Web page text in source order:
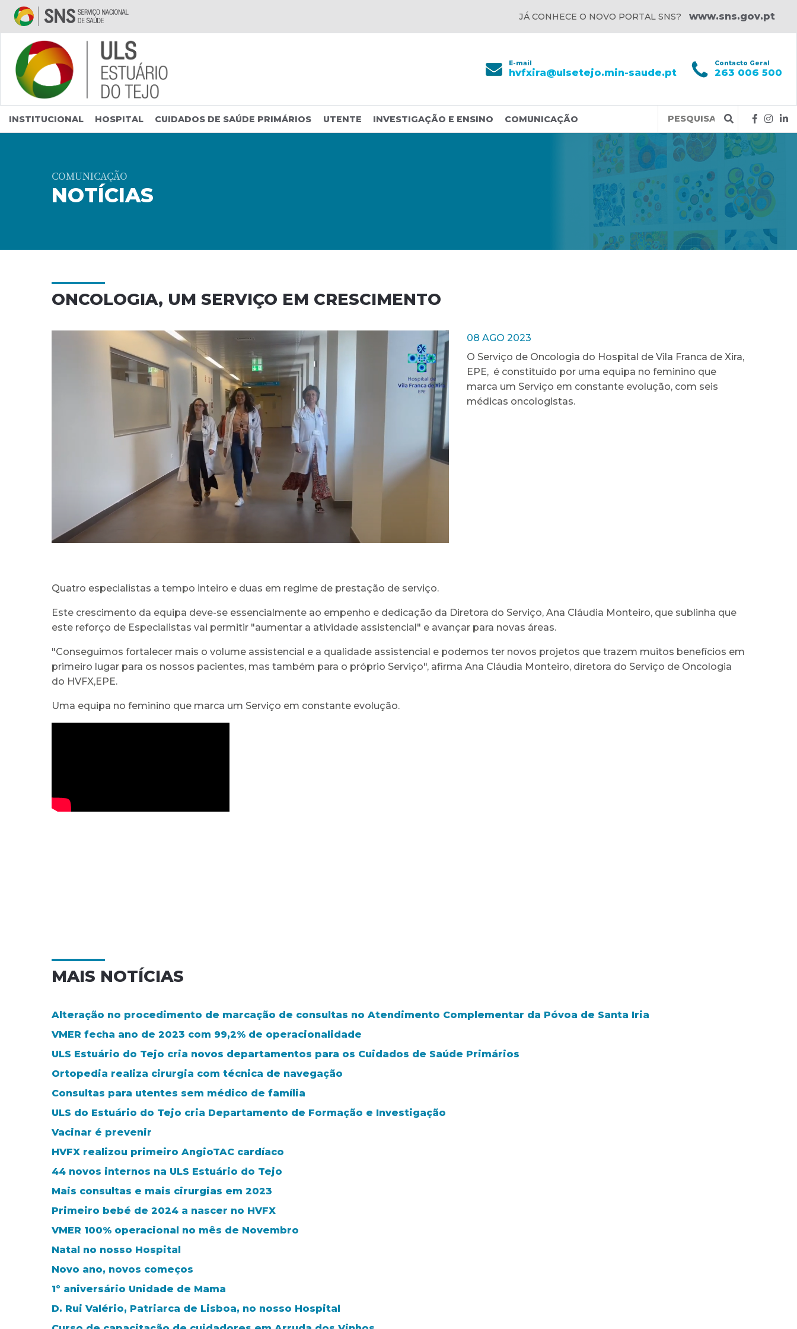
Saltar para conteúdo principal
JÁ CONHECE O NOVO PORTAL SNS? www.sns.gov.pt
E-mail
hvfxira@ulsetejo.min-saude.pt
Contacto Geral
263 006 500
INSTITUCIONAL HOSPITAL CUIDADOS DE SAÚDE PRIMÁRIOS UTENTE INVESTIGAÇÃO E ENSINO COMUNICAÇÃO
Query
COMUNICAÇÃO
NOTÍCIAS
ONCOLOGIA, UM SERVIÇO EM CRESCIMENTO
08 AGO 2023
O Serviço de Oncologia do Hospital de Vila Franca de Xira,
EPE, é constituído por uma equipa no feminino que
marca um Serviço em constante evolução, com seis
médicas oncologistas.
Quatro especialistas a tempo inteiro e duas em regime de prestação de serviço.
Este crescimento da equipa deve-se essencialmente ao empenho e dedicação da Diretora do Serviço, Ana Cláudia Monteiro, que sublinha que
este reforço de Especialistas vai permitir "aumentar a atividade assistencial" e avançar para novas áreas.
"Conseguimos fortalecer mais o volume assistencial e a qualidade assistencial e podemos ter novos projetos que trazem muitos benefícios em
primeiro lugar para os nossos pacientes, mas também para o próprio Serviço", afirma Ana Cláudia Monteiro, diretora do Serviço de Oncologia
do HVFX,EPE.
Uma equipa no feminino que marca um Serviço em constante evolução.
MAIS NOTÍCIAS
Alteração no procedimento de marcação de consultas no Atendimento Complementar da Póvoa de Santa Iria
VMER fecha ano de 2023 com 99,2% de operacionalidade
ULS Estuário do Tejo cria novos departamentos para os Cuidados de Saúde Primários
Ortopedia realiza cirurgia com técnica de navegação
Consultas para utentes sem médico de família
ULS do Estuário do Tejo cria Departamento de Formação e Investigação
Vacinar é prevenir
HVFX realizou primeiro AngioTAC cardíaco
44 novos internos na ULS Estuário do Tejo
Mais consultas e mais cirurgias em 2023
Primeiro bebé de 2024 a nascer no HVFX
VMER 100% operacional no mês de Novembro
Natal no nosso Hospital
Novo ano, novos começos
1º aniversário Unidade de Mama
D. Rui Valério, Patriarca de Lisboa, no nosso Hospital